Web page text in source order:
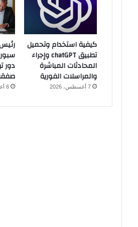
كيفية استخدام وتحميل
تطبيق chatGPT وإجراء
المحادثات المباشرة
والمراسلات الفورية
7 أغسطس، 2026
دور
6 أغسطس، 2026